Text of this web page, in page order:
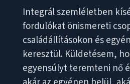
Integrál szemléletben
fordulókat önismereti
családállításokon és
keresztül. Küldetésem,
egyensúlyt teremteni nő